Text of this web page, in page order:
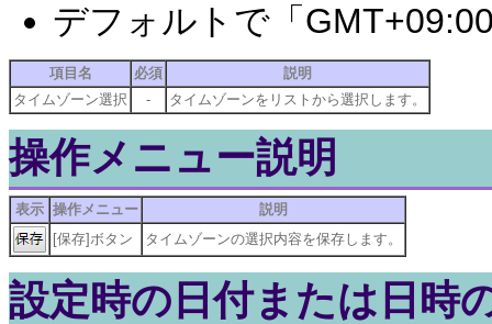
デフォルトで「
項目名 必須
説明
タイムゾーン選択
- タイムゾーンをリストから選択します。
操作メニュー説明
表示 操作メニュー
説明
[保存]ボタン
タイムゾーンの選択内容を保存します。
設定時の日付または日時